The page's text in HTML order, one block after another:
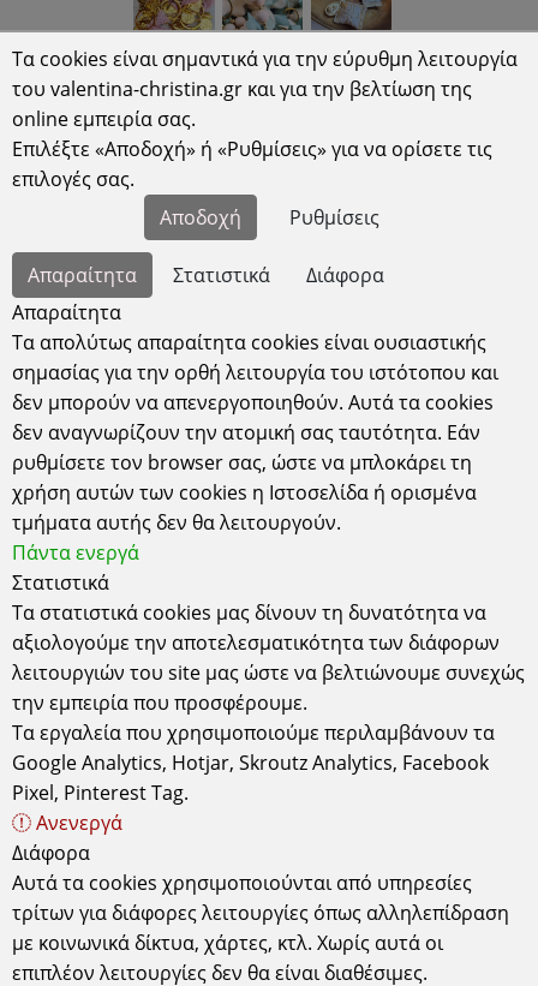
Έδρα
Κυδωνιών 6-8 Αθήνα-Σεπόλια, 10443
ΑΤΤΙΚΗ τηλ: 2105157506
ΔΕΧΟΜΑΣΤΕ ΚΑΤΟΠΙΝ ΡΑΝΤΕΒΟΥ
Ωράριο Λειτουργίας Καταστήματος
Δευτέρα - Τετάρτη - Σάββατο: 10.00 - 15.00
Τρίτη - Πέμπτη - Παρασκευή: 10.00 - 14.00 & 17.30 - 21.00
Χρήσιμα
Τρόποι Παραγγελίας
Τρόποι Πληρωμής
Σχετικά
Συχνές Ερωτήσεις
Εγγραφή Newsletter
Πληροφορίες
Όροι χρήσης
Προστασία
Τα cookies είναι σημαντικά για την εύρυθμη λειτουργία
του valentina-christina.gr και για την βελτίωση της
online εμπειρία σας.
Επιλέξτε «Αποδοχή» ή «Ρυθμίσεις» για να ορίσετε τις
επιλογές σας.
Αποδοχή
Ρυθμίσεις
Απαραίτητα Στατιστικά
Διάφορα
Απαραίτητα
Τα απολύτως απαραίτητα cookies είναι ουσιαστικής
σημασίας για την ορθή λειτουργία του ιστότοπου και
δεν μπορούν να απενεργοποιηθούν. Αυτά τα cookies
δεν αναγνωρίζουν την ατομική σας ταυτότητα. Εάν
ρυθμίσετε τον browser σας, ώστε να μπλοκάρει τη
χρήση αυτών των cookies η Ιστοσελίδα ή ορισμένα
τμήματα αυτής δεν θα λειτουργούν.
Πάντα ενεργά
Στατιστικά
Τα στατιστικά cookies μας δίνουν τη δυνατότητα να
αξιολογούμε την αποτελεσματικότητα των διάφορων
λειτουργιών του site μας ώστε να βελτιώνουμε συνεχώς
την εμπειρία που προσφέρουμε.
Τα εργαλεία που χρησιμοποιούμε περιλαμβάνουν τα
Google Analytics, Hotjar, Skroutz Analytics, Facebook
Pixel, Pinterest Tag.
Ανενεργά
Διάφορα
Αυτά τα cookies χρησιμοποιούνται από υπηρεσίες
τρίτων για διάφορες λειτουργίες όπως αλληλεπίδραση
με κοινωνικά δίκτυα, χάρτες, κτλ. Χωρίς αυτά οι
επιπλέον λειτουργίες δεν θα είναι διαθέσιμες.